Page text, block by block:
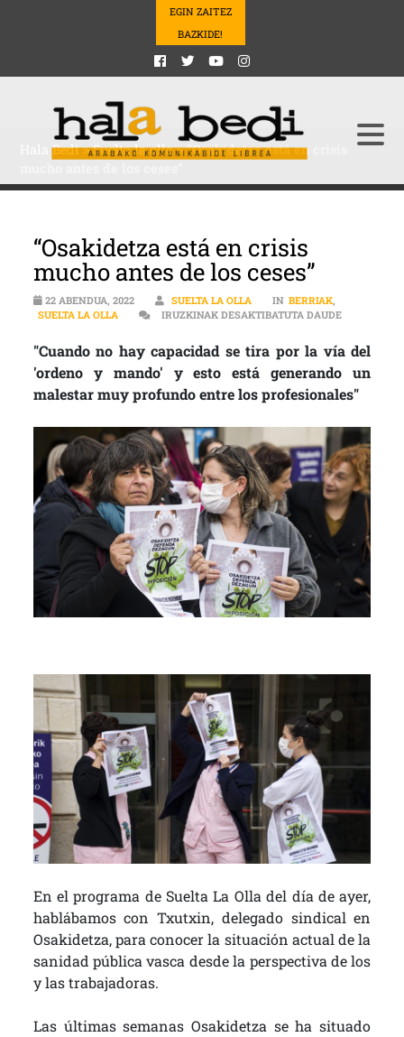
EGIN ZAITEZ
BAZKIDE!
Hala Bedi>Suelta la olla>“Osakidetza está en crisis
“Osakidetza está en crisis
mucho antes de los ceses”
22 ABENDUA, 2022 SUELTA LA OLLA IN BERRIAK,
SUELTA LA OLLA
IRUZKINAK DESAKTIBATUTA DAUDE
"Cuando no hay capacidad se tira por la vía del
'ordeno y mando' y esto está generando un
malestar muy profundo entre los profesionales"
En el programa de Suelta La Olla del día de ayer,
hablábamos con Txutxin, delegado sindical en
Osakidetza, para conocer la situación actual de la
sanidad pública vasca desde la perspectiva de los
y las trabajadoras.
Las últimas semanas Osakidetza se ha situado